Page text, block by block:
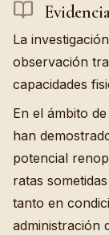
La
observación
capacidades
En el ámbito
han
potencial
ratas
tanto en
administración